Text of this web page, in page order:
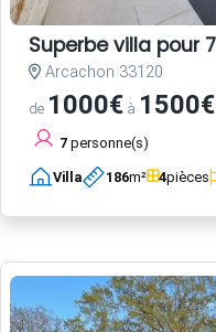
Superbe villa pour
Arcachon 33120
de 1000€ à 1500€
7 personne(s)
Villa 186m² 4pièces